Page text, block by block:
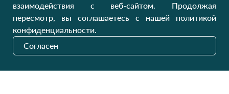
Наши обновления
взаимодействия с веб-сайтом. Продолжая
пересмотр, вы соглашаетесь с нашей политикой
конфиденциальности.
Согласен